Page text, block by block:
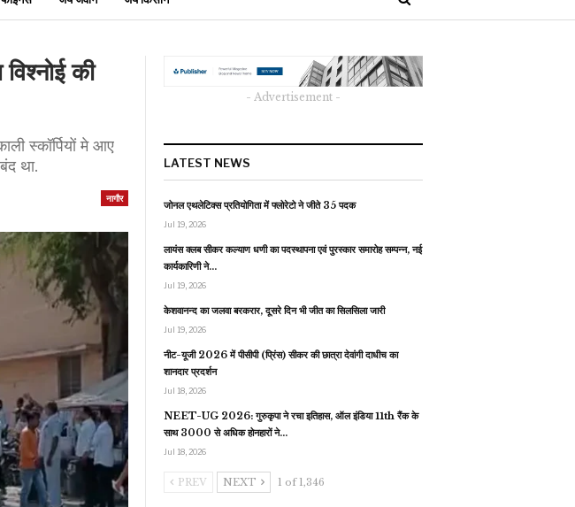
की
स्कॉर्पियों मे आए
था.
नागौर
- Advertisement -
LATEST NEWS
जोनल एथलेटिक्स प्रतियोगिता में फ्लोरेटो ने जीते 35 पदक
Jul 19, 2026
लायंस क्लब सीकर कल्याण धणी का पदस्थापना एवं पुरस्कार समारोह सम्पन्न, नई
कार्यकारिणी ने…
Jul 19, 2026
केशवानन्द का जलवा बरकरार, दूसरे दिन भी जीत का सिलसिला जारी
Jul 19, 2026
नीट-यूजी 2026 में पीसीपी (प्रिंस) सीकर की छात्रा देवांगी दाधीच का
शानदार प्रदर्शन
Jul 18, 2026
NEET-UG 2026: गुरुकृपा ने रचा इतिहास, ऑल इंडिया 11th रैंक के
साथ 3000 से अधिक होनहारों ने…
Jul 18, 2026
PREV NEXT 1 of 1,346